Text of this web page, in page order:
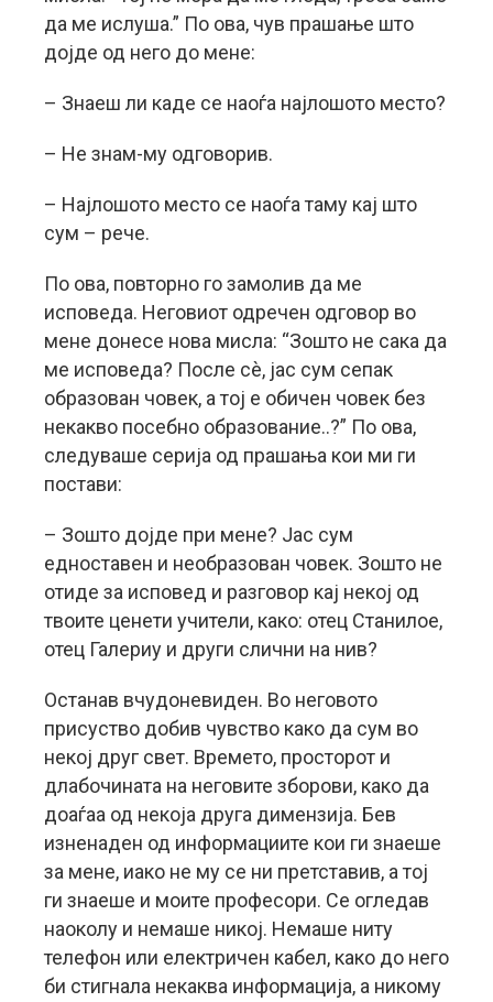
да ме ислуша.” По ова, чув прашање што
дојде од него до мене:
– Знаеш ли каде се наоѓа најлошото место?
– Не знам-му одговорив.
– Најлошото место се наоѓа таму кај што
сум – рече.
По ова, повторно го замолив да ме
исповеда. Неговиот одречен одговор во
мене донесе нова мисла: “Зошто не сака да
ме исповеда? После сè, јас сум сепак
образован човек, а тој е обичен човек без
некакво посебно образование..?” По ова,
следуваше серија од прашања кои ми ги
постави:
– Зошто дојде при мене? Јас сум
едноставен и необразован човек. Зошто не
отиде за исповед и разговор кај некој од
твоите ценети учители, како: отец Станилое,
отец Галериу и други слични на нив?
Останав вчудоневиден. Во неговото
присуство добив чувство како да сум во
некој друг свет. Времето, просторот и
длабочината на неговите зборови, како да
доаѓаа од некоја друга димензија. Бев
изненаден од информациите кои ги знаеше
за мене, иако не му се ни претставив, а тој
ги знаеше и моите професори. Се огледав
наоколу и немаше никој. Немаше ниту
телефон или електричен кабел, како до него
би стигнала некаква информација, а никому